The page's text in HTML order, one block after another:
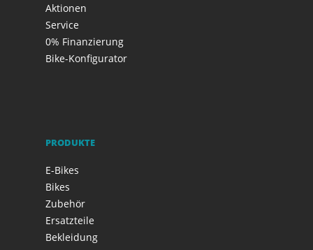
Aktionen
Service
0% Finanzierung
Bike-Konfigurator
PRODUKTE
E-Bikes
Bikes
Zubehör
Ersatzteile
Bekleidung